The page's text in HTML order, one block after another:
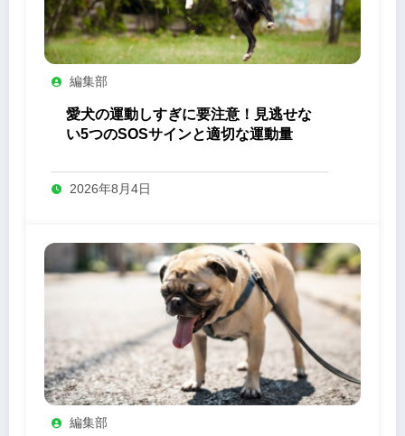
編集部
愛犬の運動しすぎに要注意！見逃せな
い5つのSOSサインと適切な運動量
2026年8月4日
編集部